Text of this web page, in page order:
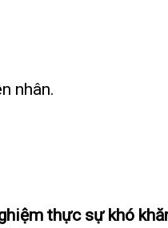
nhân.
thực sự khó